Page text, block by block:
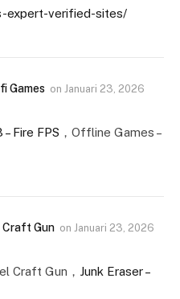
expert-verified-sites/
Games on Januari 23, 2026
Fire FPS ，Offline Games –
Craft Gun on Januari 23, 2026
Craft Gun， Junk Eraser –